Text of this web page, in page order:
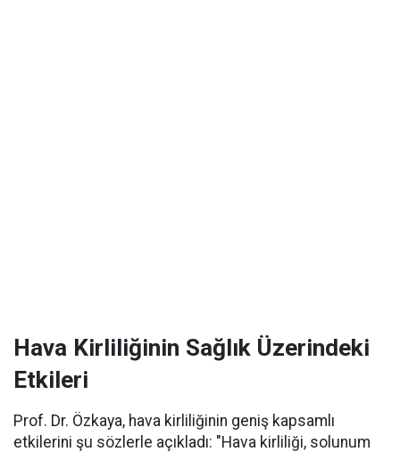
Hava Kirliliğinin Sağlık Üzerindeki
Etkileri
Prof. Dr. Özkaya, hava kirliliğinin geniş kapsamlı
etkilerini şu sözlerle açıkladı: "Hava kirliliği, solunum